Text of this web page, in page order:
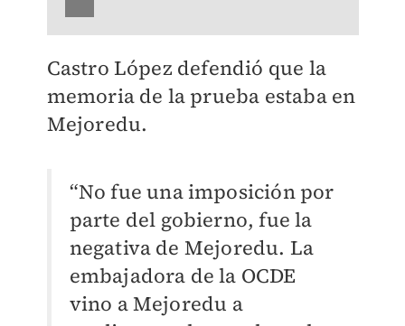
Castro López defendió que la
memoria de la prueba estaba en
Mejoredu.
“No fue una imposición por
parte del gobierno, fue la
negativa de Mejoredu. La
embajadora de la OCDE
vino a Mejoredu a